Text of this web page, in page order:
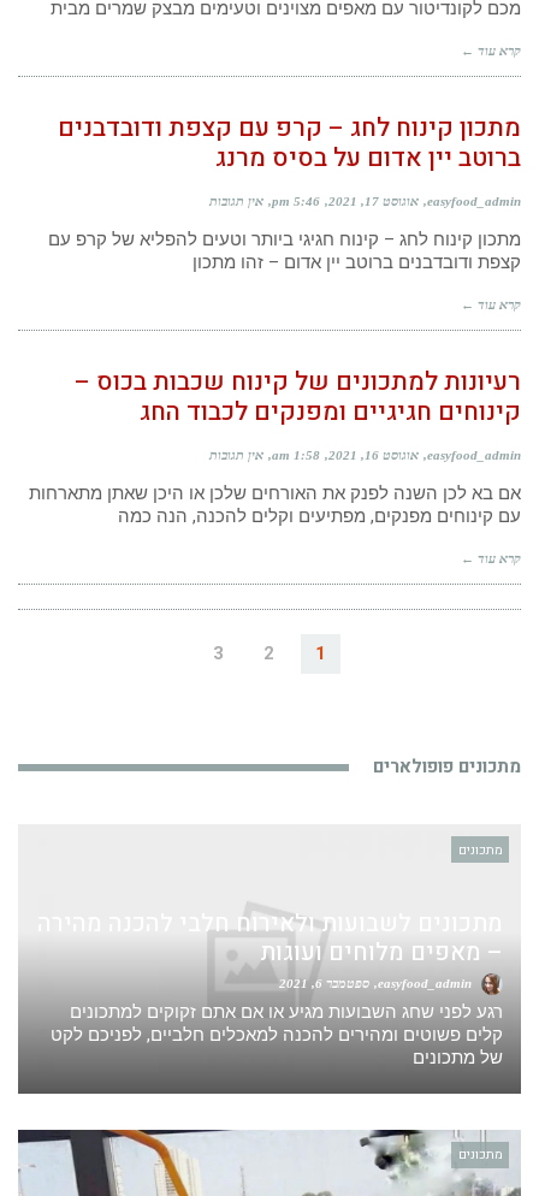
מכם לקונדיטור עם מאפים מצוינים וטעימים מבצק שמרים מבית
קרא עוד ←
מתכון קינוח לחג – קרפ עם קצפת ודובדבנים
ברוטב יין אדום על בסיס מרנג
easyfood_admin אוגוסט 17, 2021 5:46 pm אין תגובות
מתכון קינוח לחג – קינוח חגיגי ביותר וטעים להפליא של קרפ עם
קצפת ודובדבנים ברוטב יין אדום – זהו מתכון
קרא עוד ←
רעיונות למתכונים של קינוח שכבות בכוס –
קינוחים חגיגיים ומפנקים לכבוד החג
easyfood_admin אוגוסט 16, 2021 1:58 am אין תגובות
אם בא לכן השנה לפנק את האורחים שלכן או היכן שאתן מתארחות
עם קינוחים מפנקים, מפתיעים וקלים להכנה, הנה כמה
קרא עוד ←
1
2
3
מתכונים פופולארים
מתכונים
מתכונים לשבועות ולאירוח חלבי להכנה מהירה
– מאפים מלוחים ועוגות
ספטמבר 6, 2021
רגע לפני שחג השבועות מגיע או אם אתם זקוקים למתכונים
קלים פשוטים ומהירים להכנה למאכלים חלביים, לפניכם לקט
של מתכונים
מתכונים